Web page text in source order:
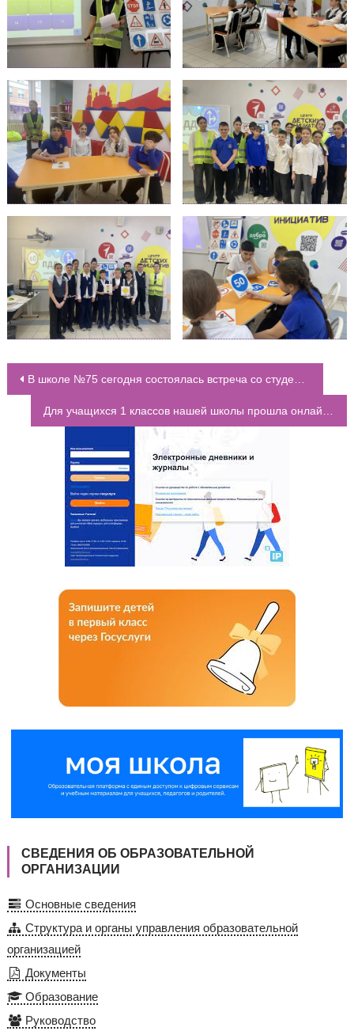
НАВИГАЦИЯ ПО ЗАПИСЯМ
В школе №75 сегодня состоялась встреча со студентами 1 курса Ростовского государственного института правосудия
Для учащихся 1 классов нашей школы прошла онлайн-олимпиада по финансовой грамотности
СВЕДЕНИЯ ОБ ОБРАЗОВАТЕЛЬНОЙ
ОРГАНИЗАЦИИ
Основные сведения
Структура и органы управления образовательной
организацией
Документы
Образование
Руководство